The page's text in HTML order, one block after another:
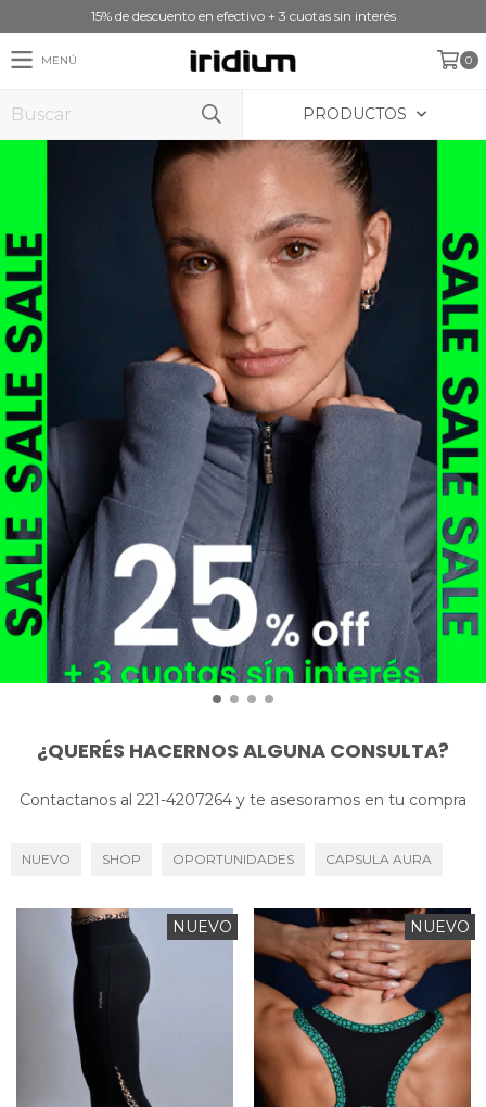
15% de descuento en efectivo + 3 cuotas sin interés
MENÚ 0
PRODUCTOS
¿QUERÉS HACERNOS ALGUNA CONSULTA?
Contactanos al 221-4207264 y te asesoramos en tu compra
NUEVO SHOP OPORTUNIDADES CAPSULA AURA
NUEVO NUEVO